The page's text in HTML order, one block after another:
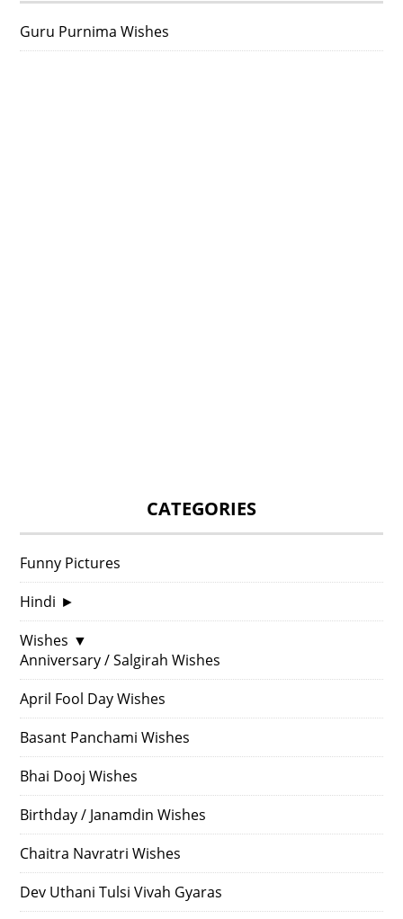
Guru Purnima Wishes
CATEGORIES
Funny Pictures
Hindi ►
Wishes ▼
Anniversary / Salgirah Wishes
April Fool Day Wishes
Basant Panchami Wishes
Bhai Dooj Wishes
Birthday / Janamdin Wishes
Chaitra Navratri Wishes
Dev Uthani Tulsi Vivah Gyaras